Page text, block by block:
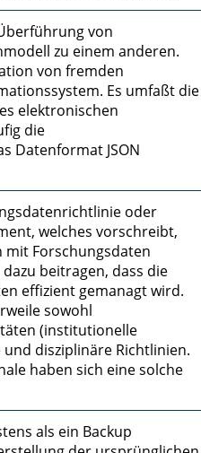
von
zu einem anderen.
von fremden
Es umfaßt die
elektronischen
die
Datenformat JSON
oder
welches vorschreibt,
Forschungsdaten
beitragen, dass die
effizient gemanagt wird.
sowohl
(institutionelle
disziplinäre Richtlinien.
haben sich eine solche
als ein Backup